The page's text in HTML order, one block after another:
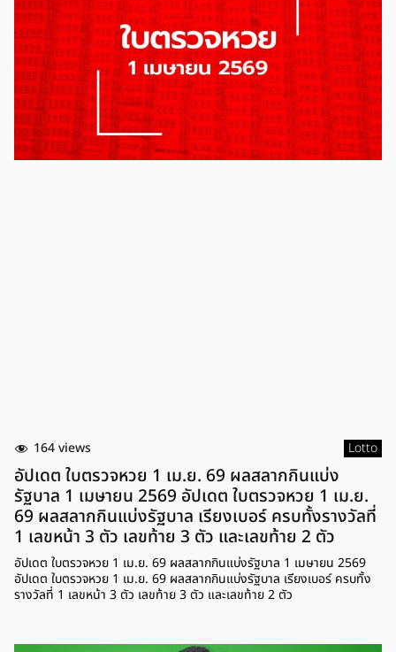
164 views Lotto
อัปเดต ใบตรวจหวย 1 เม.ย. 69 ผลสลากกินแบ่ง
รัฐบาล 1 เมษายน 2569 อัปเดต ใบตรวจหวย 1 เม.ย.
69 ผลสลากกินแบ่งรัฐบาล เรียงเบอร์ ครบทั้งรางวัลที่
1 เลขหน้า 3 ตัว เลขท้าย 3 ตัว และเลขท้าย 2 ตัว
อัปเดต ใบตรวจหวย 1 เม.ย. 69 ผลสลากกินแบ่งรัฐบาล 1 เมษายน 2569
อัปเดต ใบตรวจหวย 1 เม.ย. 69 ผลสลากกินแบ่งรัฐบาล เรียงเบอร์ ครบทั้ง
รางวัลที่ 1 เลขหน้า 3 ตัว เลขท้าย 3 ตัว และเลขท้าย 2 ตัว